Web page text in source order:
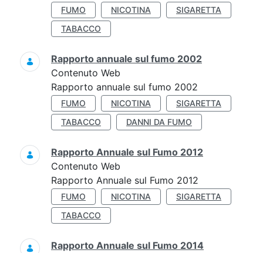
FUMO NICOTINA
SIGARETTA
TABACCO
Rapporto annuale sul fumo 2002
Contenuto Web
Rapporto annuale sul fumo 2002
FUMO NICOTINA
SIGARETTA
TABACCO
DANNI DA FUMO
Rapporto Annuale sul Fumo 2012
Contenuto Web
Rapporto Annuale sul Fumo 2012
FUMO NICOTINA
SIGARETTA
TABACCO
Rapporto Annuale sul Fumo 2014